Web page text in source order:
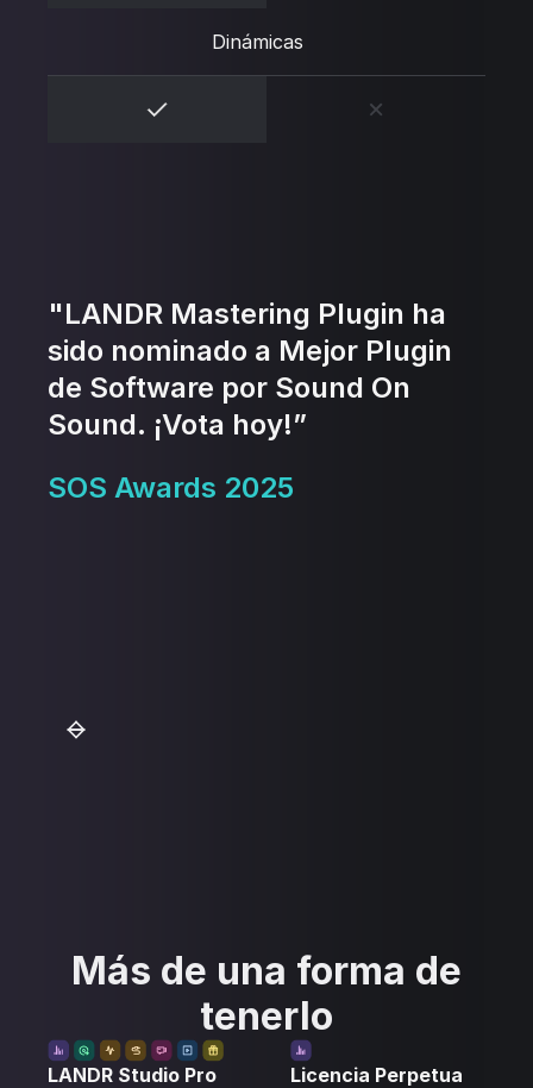
Dinámicas
"LANDR Mastering Plugin ha
sido nominado a Mejor Plugin
de Software por Sound On
Sound. ¡Vota hoy!”
SOS Awards 2025
Más de una forma de
tenerlo
LANDR Studio Pro Licencia Perpetua